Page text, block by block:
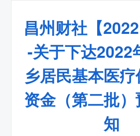
昌州财社【
-关于下达2022
乡居民基本医
资金（第二批
知